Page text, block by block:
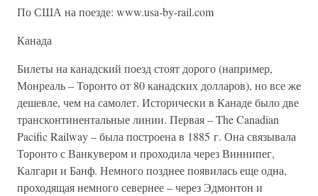
По США на поезде: www.usa-by-rail.com
Канада
Билеты на канадский поезд стоят дорого (например,
Монреаль – Торонто от 80 канадских долларов), но все же
дешевле, чем на самолет. Исторически в Канаде было две
трансконтинентальные линии. Первая – The Canadian
Pacific Railway – была построена в 1885 г. Она связывала
Торонто с Ванкувером и проходила через Виннипег,
Калгари и Банф. Немного позднее появилась еще одна,
проходящая немного севернее – через Эдмонтон и